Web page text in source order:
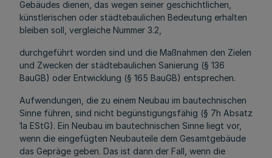
Gebäudes dienen, das wegen seiner geschichtlichen,
künstlerischen oder städtebaulichen Bedeutung erhalten
bleiben soll, vergleiche Nummer 3.2,
durchgeführt worden sind und die Maßnahmen den Zielen
und Zwecken der städtebaulichen Sanierung (§ 136
BauGB) oder Entwicklung (§ 165 BauGB) entsprechen.
Aufwendungen, die zu einem Neubau im bautechnischen
Sinne führen, sind nicht begünstigungsfähig (§ 7h Absatz
1a EStG). Ein Neubau im bautechnischen Sinne liegt vor,
wenn die eingefügten Neubauteile dem Gesamtgebäude
das Gepräge geben. Das ist dann der Fall, wenn die